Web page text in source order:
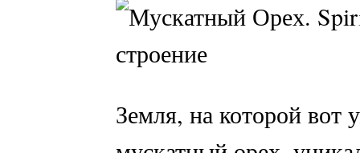
Земля, на которой вот